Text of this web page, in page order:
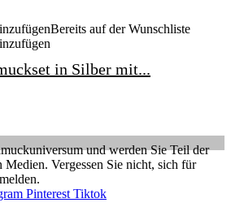
Bereits auf der Wunschliste
in Silber mit...
und werden Sie Teil der
Medien. Vergessen Sie nicht, sich für
Pinterest Tiktok